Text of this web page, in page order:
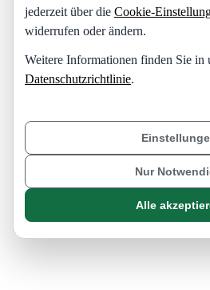
jederzeit über die Cookie-
widerrufen oder ändern.
Weitere Informationen finden Sie in
Datenschutzrichtlinie.
Nur
Alle